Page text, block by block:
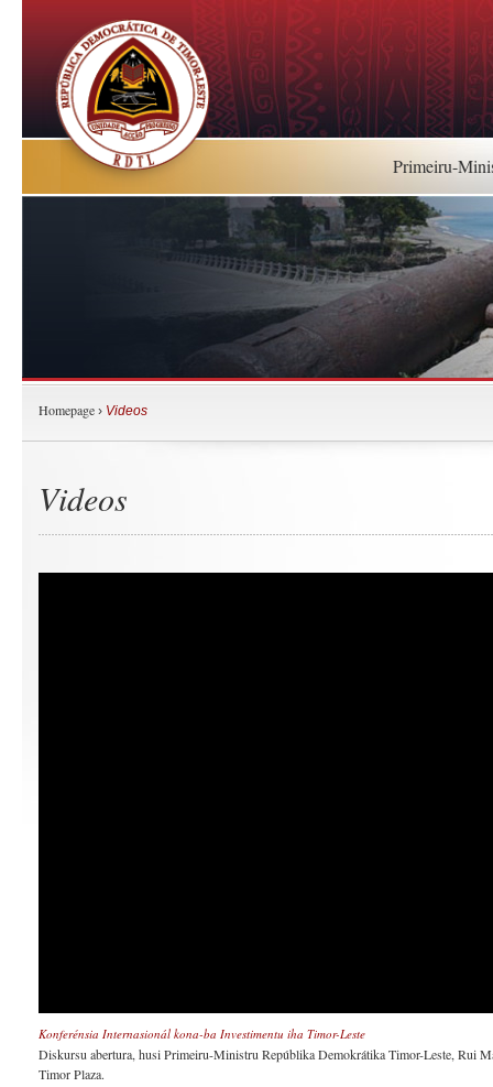
Primeiru-
Homepage › Videos
Videos
Konferénsia Internasionál kona-ba Investimentu iha Timor-Leste
Diskursu abertura, husi Primeiru-Ministru Repúblika Demokrátika Timor-Leste, Rui
Timor Plaza.